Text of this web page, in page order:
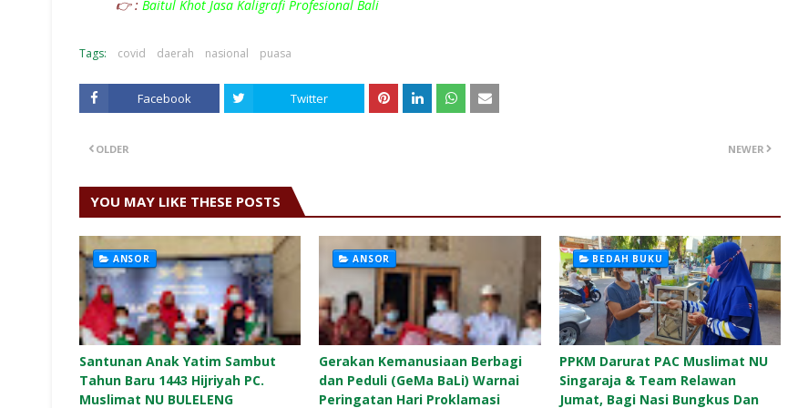
👉 : Baitul Khot Jasa Kaligrafi Profesional Bali
Tags: covid daerah nasional puasa
Facebook Twitter
NEWER
OLDER
YOU MAY LIKE THESE POSTS
ANSOR
Santunan Anak Yatim Sambut
Tahun Baru 1443 Hijriyah PC.
Muslimat NU BULELENG
ANSOR
Gerakan Kemanusiaan Berbagi
dan Peduli (GeMa BaLi) Warnai
Peringatan Hari Proklamasi
BEDAH BUKU
PPKM Darurat PAC Muslimat NU
Singaraja & Team Relawan
Jumat, Bagi Nasi Bungkus Dan